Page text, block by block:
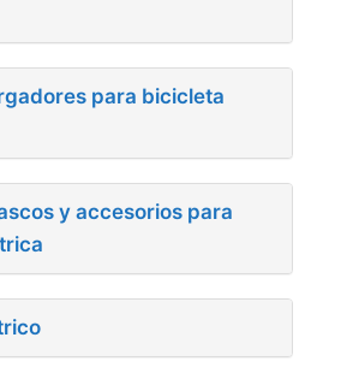
para bicicleta
y accesorios para